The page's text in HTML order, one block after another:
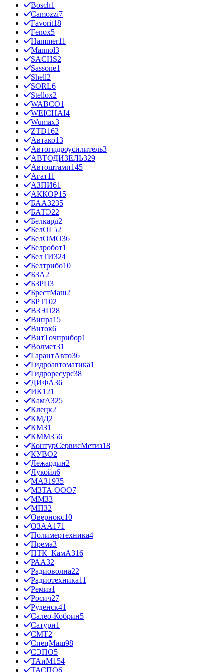
Bosch1
Camozzi7
Favorit18
Fenox5
Hammer11
Mannol3
SACHS2
Sassone1
Shell2
SORL6
Stellox2
WABCO1
WEICHAI4
Wumax3
ZTD162
Автако13
Автогидроусилитель3
АВТОДИЗЕЛЬ329
Автоштамп145
Агат11
АЗПИ61
АККОР15
БААЗ235
БАТЭ22
Белкард2
БелОГ52
БелОМО36
Белробот1
БелТИЗ24
Белтрибо10
БЗА2
БЗРП3
БрестМаш2
БРТ102
ВЗЭП28
Випра15
Виток6
ВитТочприбор1
Волмет31
ГарантАвто36
Гидроавтоматика1
Гидроресурс38
ДИФА36
ИК121
КамАЗ25
Клецк2
КМД2
КМЗ1
КММЗ56
КонтурСервисМетиз18
КУВО2
Лежардин2
Лукойл6
МАЗ1935
МЗТА ООО7
ММЗ3
МПЗ2
Овернокс10
ОЗАА171
Полимертехника4
Према3
ПТК_КамАЗ16
РААЗ2
Радиоволна22
Радиотехника11
Ремиз1
Росич27
Руденск41
Салео-Кобрин5
Сатурн1
СМТ2
СпецМаш98
СЭПО5
ТАиМ154
ТАСПО6